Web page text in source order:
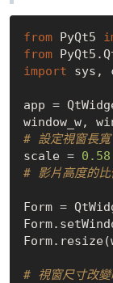
from PyQt5
from
import sys,
app =
window_w,
# 設定視窗長寬
scale = 0.58
# 影片高度的比
Form =
# 視窗尺寸改變